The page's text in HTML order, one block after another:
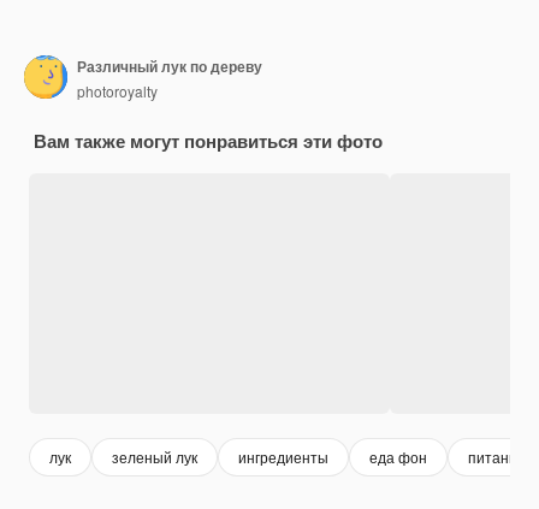
Различный лук по дереву
photoroyalty
Вам также могут понравиться эти фото
лук зеленый лук ингредиенты еда фон питание